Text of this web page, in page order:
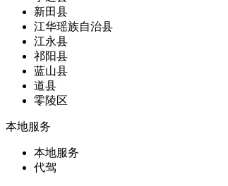
新田县
江华瑶族自治县
江永县
祁阳县
蓝山县
道县
零陵区
本地服务
本地服务
代驾